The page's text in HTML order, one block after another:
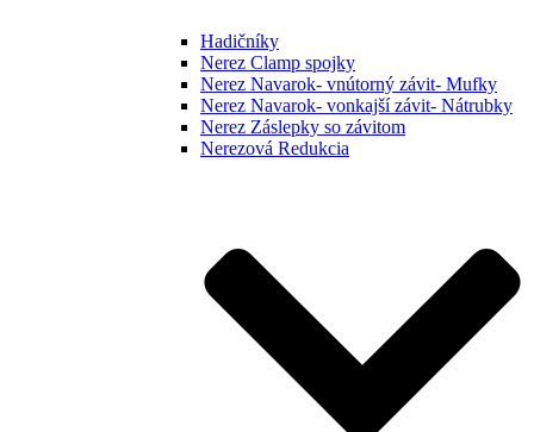
Hadičníky
Nerez Clamp spojky
Nerez Navarok- vnútorný závit- Mufky
Nerez Navarok- vonkajší závit- Nátrubky
Nerez Záslepky so závitom
Nerezová Redukcia